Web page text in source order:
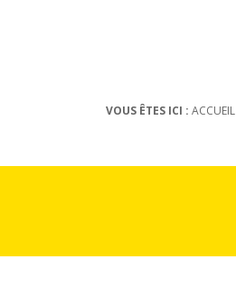
VOUS ÊTES ICI : ACCUEIL